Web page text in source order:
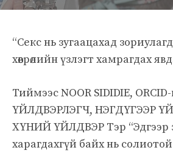
“Секс нь зугаацахад
хөврөлийн үзлэгт хамрагдах
Тиймээс NOOR SIDIDIE,
ҮЙЛДВЭРЛЭГЧ, НЭГДҮГЭЭР
ХҮНИЙ ҮЙЛДВЭР Тэр “Эдгээр
харагдахгүй байх нь